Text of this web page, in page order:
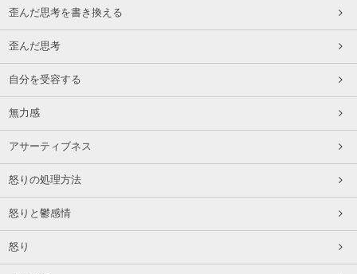
歪んだ思考を書き換える
歪んだ思考
自分を受容する
無力感
アサーティブネス
怒りの処理方法
怒りと鬱感情
怒り